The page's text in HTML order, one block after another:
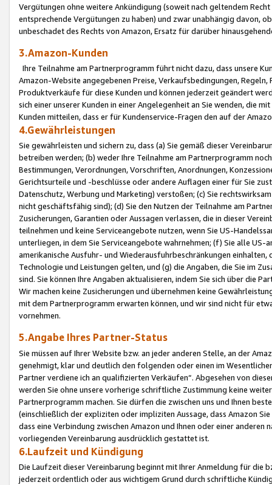
Vergütungen ohne weitere Ankündigung (soweit nach geltendem
entsprechende Vergütungen zu haben) und zwar unabhängig davon,
unbeschadet des Rechts von Amazon, Ersatz für darüber
3.Amazon-Kunden
Ihre Teilnahme am Partnerprogramm führt nicht dazu, dass unsere
Amazon-Website angegebenen Preise, Verkaufsbedingungen,
Produktverkäufe für diese Kunden und können jederzeit geändert
sich einer unserer Kunden in einer Angelegenheit an Sie wenden, die
Kunden mitteilen, dass er für Kundenservice-Fragen den auf der
4.Gewährleistungen
Sie gewährleisten und sichern zu, dass (a) Sie gemäß dieser
betreiben werden; (b) weder Ihre Teilnahme am Partnerprogramm
Bestimmungen, Verordnungen, Vorschriften, Anordnungen,
Gerichtsurteile und -beschlüsse oder andere Auflagen einer für Sie
Datenschutz, Werbung und Marketing) verstoßen; (c) Sie
nicht geschäftsfähig sind); (d) Sie den Nutzen der Teilnahme am
Zusicherungen, Garantien oder Aussagen verlassen, die in dieser
teilnehmen und keine Serviceangebote nutzen, wenn Sie US-
unterliegen, in dem Sie Serviceangebote wahrnehmen; (f) Sie alle
amerikanische Ausfuhr- und Wiederausfuhrbeschränkungen
Technologie und Leistungen gelten, und (g) die Angaben, die Sie im
sind. Sie können Ihre Angaben aktualisieren, indem Sie sich über die
Wir machen keine Zusicherungen und übernehmen keine
mit dem Partnerprogramm erwarten können, und wir sind nicht für
vornehmen.
5.Angabe Ihres Partner-Status
Sie müssen auf Ihrer Website bzw. an jeder anderen Stelle, an der
genehmigt, klar und deutlich den folgenden oder einen im
Partner verdiene ich an qualifizierten Verkäufen“. Abgesehen von
werden Sie ohne unsere vorherige schriftliche Zustimmung keine
Partnerprogramm machen. Sie dürfen die zwischen uns und Ihnen
(einschließlich der expliziten oder impliziten Aussage, dass Amazon
dass eine Verbindung zwischen Amazon und Ihnen oder einer
vorliegenden Vereinbarung ausdrücklich gestattet ist.
6.Laufzeit und Kündigung
Die Laufzeit dieser Vereinbarung beginnt mit Ihrer Anmeldung für die
jederzeit ordentlich oder aus wichtigem Grund durch schriftliche